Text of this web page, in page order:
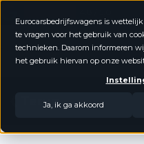
Eurocarsbedrijfswagens is
te vragen voor het gebruik van
technieken. Daarom informeren
het gebruik hiervan op onze
Ja, ik ga akkoord
Eurocars
Terug